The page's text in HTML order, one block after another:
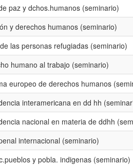
paz y dchos.humanos (seminario)
y derechos humanos (seminario)
las personas refugiadas (seminario)
humano al trabajo (seminario)
europeo de derechos humanos
interamericana en dd hh
nacional en materia de ddhh
internacional (seminario)
y pobla. indigenas (seminario)